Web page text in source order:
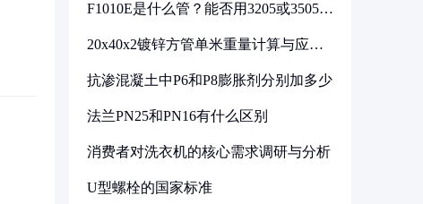
F1010E是什么管？能否用3205或3505代
20x40x2镀锌方管单米重量计算与应用
抗渗混凝土中P6和P8膨胀剂分别加多少
法兰PN25和PN16有什么区别
消费者对洗衣机的核心需求调研与分析
U型螺栓的国家标准